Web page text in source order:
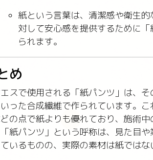
紙という言葉は、清潔感や衛生
対して安心感を提供するために
られます。
め
スで使用される「紙パンツ」は、
った合成繊維で作られています。
の点で紙よりも優れており、施術
紙パンツ」という呼称は、見た目
いるものの、実際の素材は紙ではな